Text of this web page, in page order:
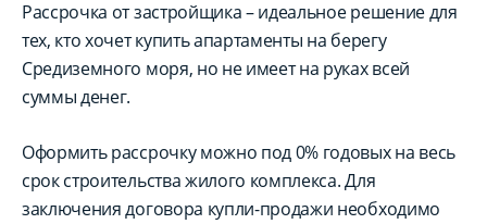
Рассрочка от застройщика – идеальное решение для
тех, кто хочет купить апартаменты на берегу
Средиземного моря, но не имеет на руках всей
суммы денег.
Оформить рассрочку можно под 0% годовых на весь
срок строительства жилого комплекса. Для
заключения договора купли-продажи необходимо